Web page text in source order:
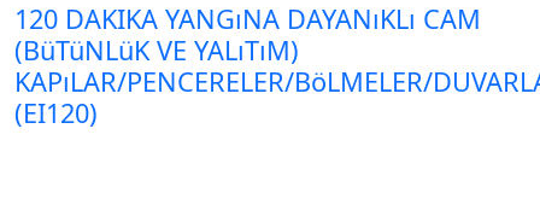
120 DAKIKA YANGıNA DAYANıKLı CAM
(BüTüNLüK VE YALıTıM)
KAPıLAR/PENCERELER/BöLMELER/
(EI120)